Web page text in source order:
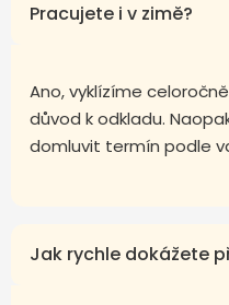
Pracujete i v zimě?
Ano, vyklízíme
důvod k odkladu.
domluvit termín podle
Jak rychle dokážete